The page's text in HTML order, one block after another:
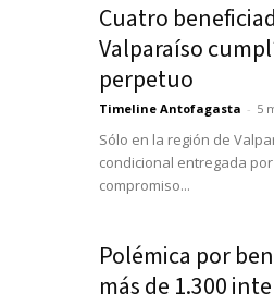
Cuatro
Valparaíso
perpetuo
Timeline Antofagasta - 5
Sólo en la región de
condicional entregada
compromiso...
Polémica por
más de 1.300